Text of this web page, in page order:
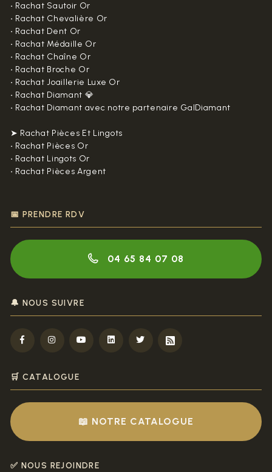
• Rachat Sautoir Or
• Rachat Chevalière Or
• Rachat Dent Or
• Rachat Médaille Or
• Rachat Chaîne Or
• Rachat Broche Or
• Rachat Joaillerie Luxe Or
• Rachat Diamant 💎
• Rachat Diamant avec notre partenaire GalDiamant
➤ Rachat Pièces Et Lingots
• Rachat Pièces Or
• Rachat Lingots Or
• Rachat Pièces Argent
📅 PRENDRE RDV
04 65 84 07 08
🔔 NOUS SUIVRE
🛒 CATALOGUE
📖 NOTRE CATALOGUE
✅ NOUS REJOINDRE